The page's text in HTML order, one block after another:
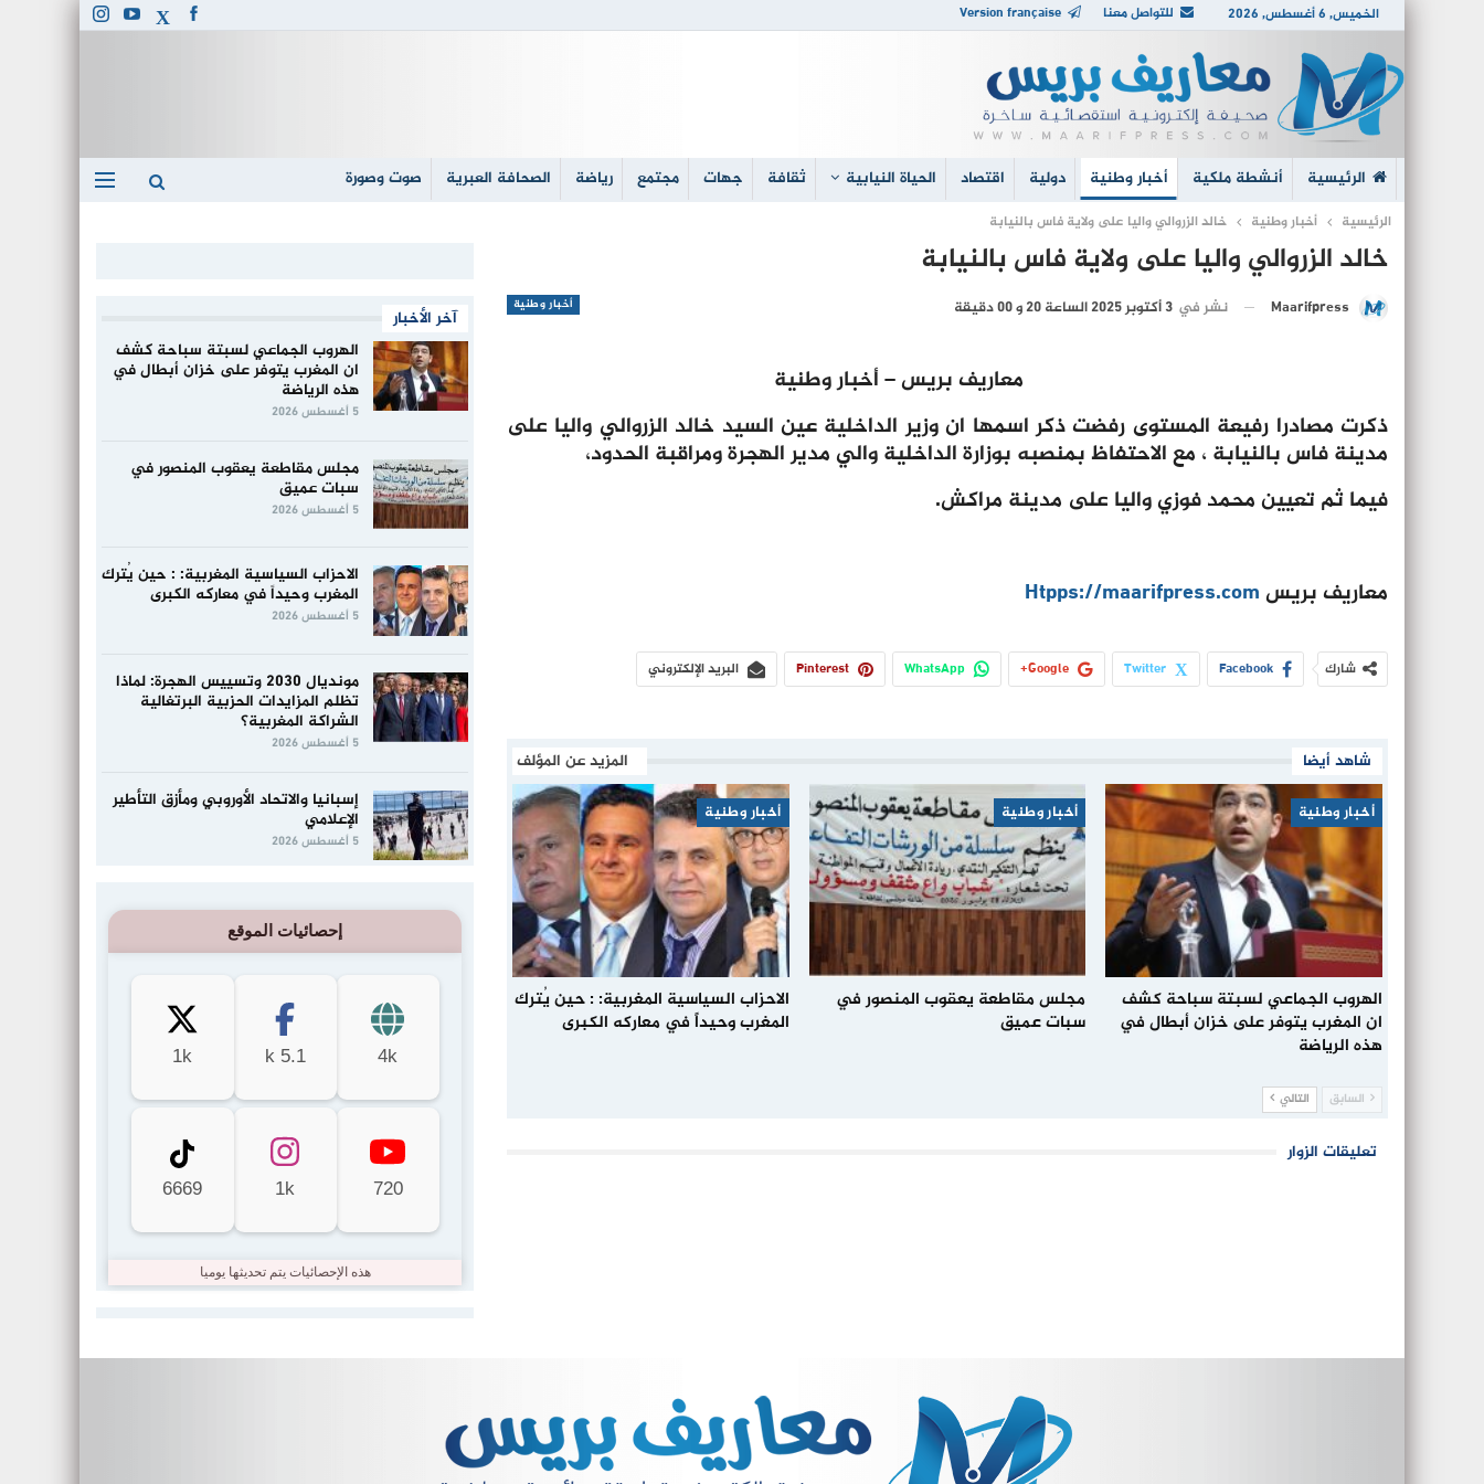
الخميس, 6 أغسطس, 2026 للتواصل معنا Version française
الرئيسية أنشطة ملكية أخبار وطنية دولية اقتصاد الحياة النيابية ثقافة جهات مجتمع رياضة الصحافة العبرية صوت وصورة
الرئيسية أخبار وطنية خالد الزروالي واليا على ولاية فاس بالنيابة
خالد الزروالي واليا على ولاية فاس بالنيابة
أخبار وطنية Maarifpress نشر في 3 أكتوبر 2025 الساعة 20 و 00 دقيقة
معاريف بريس – أخبار وطنية
ذكرت مصادرا رفيعة المستوى رفضت ذكر اسمها ان وزير الداخلية عين السيد خالد الزروالي واليا على
مدينة فاس بالنيابة ، مع الاحتفاظ بمنصبه بوزارة الداخلية والي مدير الهجرة ومراقبة الحدود،
فيما ثم تعيين محمد فوزي واليا على مدينة مراكش.
معاريف بريسHtpps://maarifpress.com
شارك Facebook
Twitter
Google+
WhatsApp
Pinterest البريد الإلكتروني
شاهد أيضا المزيد عن المؤلف
أخبار وطنية
الهروب الجماعي لسبتة سباحة كشف
ان المغرب يتوفر على خزان أبطال في
هذه الرياضة
أخبار وطنية
مجلس مقاطعة يعقوب المنصور في
سبات عميق
أخبار وطنية
الاحزاب السياسية المغربية: : حين يُترك
المغرب وحيداً في معاركه الكبرى
السابق التالي
تعليقات الزوار
آخر الأخبار
الهروب الجماعي لسبتة سباحة كشف
ان المغرب يتوفر على خزان أبطال في
هذه الرياضة
5 أغسطس 2026
مجلس مقاطعة يعقوب المنصور في
سبات عميق
5 أغسطس 2026
الاحزاب السياسية المغربية: : حين يُترك
المغرب وحيداً في معاركه الكبرى
5 أغسطس 2026
مونديال 2030 وتسييس الهجرة: لماذا
تظلم المزايدات الحزبية البرتغالية
الشراكة المغربية؟
5 أغسطس 2026
إسبانيا والاتحاد الأوروبي ومأزق التأطير
الإعلامي
5 أغسطس 2026
إحصائيات الموقع
4k
5.1 k
1k
720
1k
6669
هذه الإحصائيات يتم تحديثها يوميا